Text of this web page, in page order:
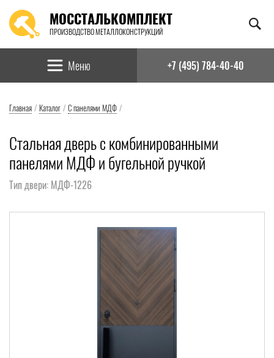
МОССТАЛЬКОМПЛЕКТ
ПРОИЗВОДСТВО МЕТАЛЛОКОНСТРУКЦИЙ
Найти:
Меню +7 (495) 784-40-40
Главная / Каталог / С панелями МДФ /
Стальная дверь с комбинированными
панелями МДФ и бугельной ручкой
Тип двери: МДФ-1226